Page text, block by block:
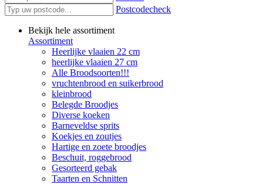
Postcodecheck
Bekijk hele assortiment
Assortiment
Heerlijke vlaaien 22 cm
heerlijke vlaaien 27 cm
Alle Broodsoorten!!!
vruchtenbrood en suikerbrood
kleinbrood
Belegde Broodjes
Diverse koeken
Barneveldse sprits
Koekjes en zoutjes
Hartige en zoete broodjes
Beschuit, roggebrood
Gesorteerd gebak
Taarten en Schnitten